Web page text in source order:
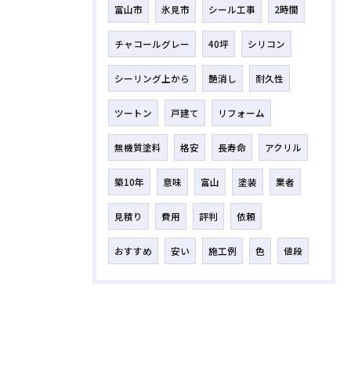
富山市 氷見市 シール工事 2時間
チャコールグレー 40坪 シリコン
シーリング上から 艶消し 耐久性
ツートン 戸建て リフォーム
無機質塗料 格安 長寿命 アクリル
築10年 意味 富山 塗装 業者
見積り 費用 評判 依頼
おすすめ 安い 施工例 色 値段